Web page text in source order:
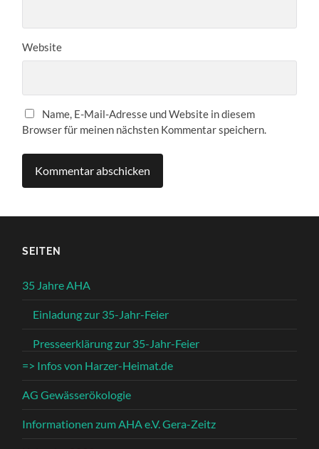
Website
Name, E-Mail-Adresse und Website in diesem
Browser für meinen nächsten Kommentar speichern.
SEITEN
35 Jahre AHA
Einladung zur 35-Jahr-Feier
Presseerklärung zur 35-Jahr-Feier
=> Infos von Harzer-Heimat.de
AG Gewässerökologie
Informationen zum AHA e.V. Gera-Zeitz